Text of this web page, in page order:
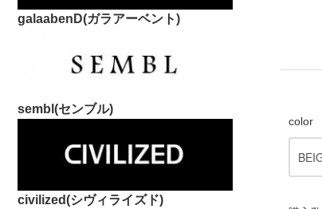
galaabenD(ガラアーベント)
sembl(センブル)
civilized(シヴィライズド)
color